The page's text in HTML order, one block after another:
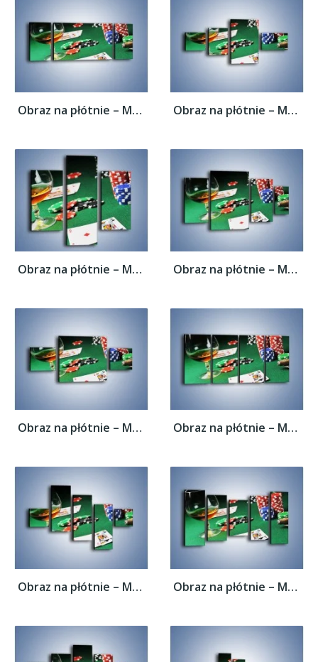
Obraz na płótnie – Mocne wrażenia w... Obraz na płótnie – Mocne wrażenia w...
Obraz na płótnie – Mocne wrażenia w... Obraz na płótnie – Mocne wrażenia w...
Obraz na płótnie – Mocne wrażenia w... Obraz na płótnie – Mocne wrażenia w...
Obraz na płótnie – Mocne wrażenia w... Obraz na płótnie – Mocne wrażenia w...